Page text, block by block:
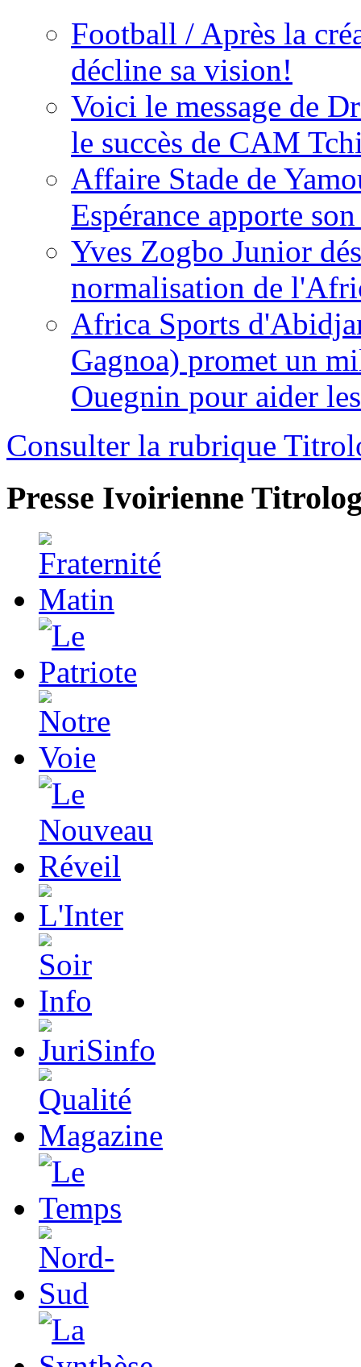
Football / Après la
décline sa vision!
Voici le message de
le succès de CAM
Affaire Stade de
Espérance apporte
Yves Zogbo Junior
normalisation de
Africa Sports
Gagnoa) promet un
Ouegnin pour aider
Consulter la rubrique
Presse Ivoirienne